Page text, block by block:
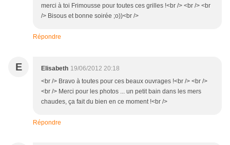
merci à toi Frimousse pour toutes ces grilles !<br /> <br /> <br
/> Bisous et bonne soirée ;o))<br />
Répondre
E Elisabeth 19/06/2012 20:18
<br /> Bravo à toutes pour ces beaux ouvrages !<br /> <br />
<br /> Merci pour les photos ... un petit bain dans les mers
chaudes, ça fait du bien en ce moment !<br />
Répondre